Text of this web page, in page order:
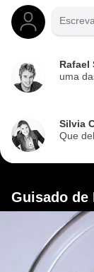
Rafael
uma
Silvia
Que
Guisado de